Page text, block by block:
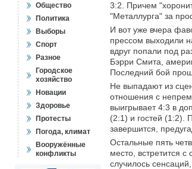
Общество
Политика
Выборы
Спорт
Разное
Городское
хозяйство
Новации
Здоровье
Протесты
Погода, климат
Вооружённые
конфликты
3:2. Причем
"Металлурга" за
И вот уже вчера
прессом выходили
вдруг попали под
Бэрри Смита,
Последний бой
Не выпадают из
отношения с
выигрывает 4:3 в
(2:1) и гостей (1:2).
завершится,
Остальные пять
место, встретится
случилось